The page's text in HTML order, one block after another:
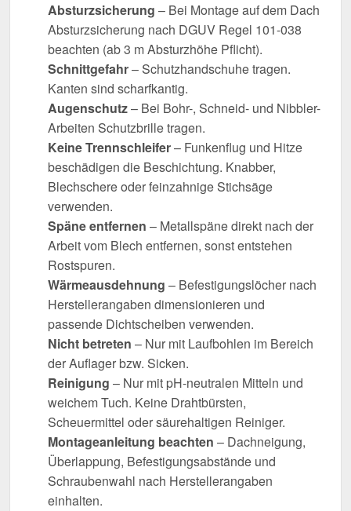
Absturzsicherung – Bei Montage auf dem Dach
Absturzsicherung nach DGUV Regel 101-038
beachten (ab 3 m Absturzhöhe Pflicht).
Schnittgefahr– Schutzhandschuhe tragen.
Kanten sind scharfkantig.
Augenschutz– Bei Bohr-, Schneid- und Nibbler-
Arbeiten Schutzbrille tragen.
Keine Trennschleifer– Funkenflug und Hitze
beschädigen die Beschichtung. Knabber,
Blechschere oder feinzahnige Stichsäge
verwenden.
Späne entfernen – Metallspäne direkt nach der
Arbeit vom Blech entfernen, sonst entstehen
Rostspuren.
Wärmeausdehnung – Befestigungslöcher nach
Herstellerangaben dimensionieren und
passende Dichtscheiben verwenden.
Nicht betreten – Nur mit Laufbohlen im Bereich
der Auflager bzw. Sicken.
Reinigung – Nur mit pH-neutralen Mitteln und
weichem Tuch. Keine Drahtbürsten,
Scheuermittel oder säurehaltigen Reiniger.
Montageanleitung beachten – Dachneigung,
Überlappung, Befestigungsabstände und
Schraubenwahl nach Herstellerangaben
einhalten.